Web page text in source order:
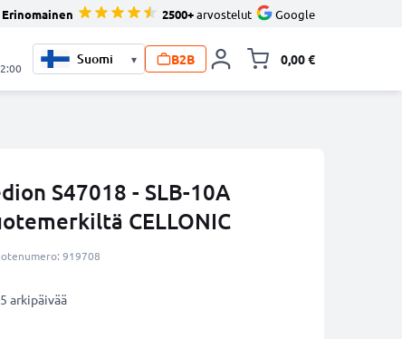
Erinomainen 2500+arvostelut Google
▾ B2B 0,00 €
S47018 - SLB-10A
CELLONIC
919708
arkipäivää